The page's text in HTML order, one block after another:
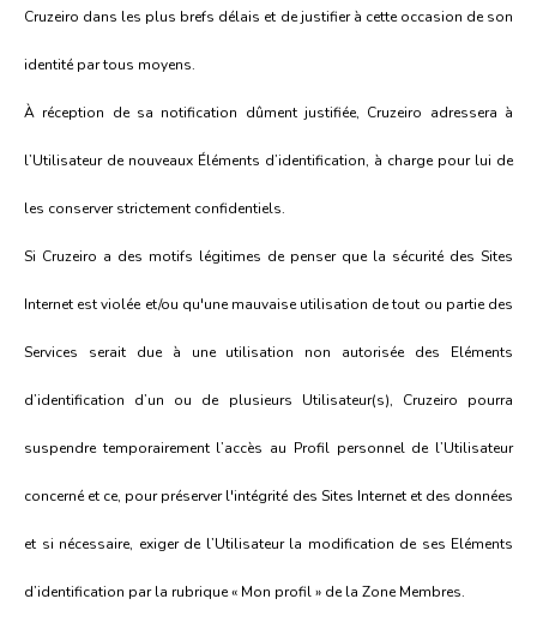
Cruzeiro dans les plus brefs délais et de justifier à cette occasion de son
identité par tous moyens.
À réception de sa notification dûment justifiée, Cruzeiro adressera à
l’Utilisateur de nouveaux Éléments d’identification, à charge pour lui de
les conserver strictement confidentiels.
Si Cruzeiro a des motifs légitimes de penser que la sécurité des Sites
Internet est violée et/ou qu'une mauvaise utilisation de tout ou partie des
Services serait due à une utilisation non autorisée des Eléments
d’identification d’un ou de plusieurs Utilisateur(s), Cruzeiro pourra
suspendre temporairement l’accès au Profil personnel de l’Utilisateur
concerné et ce, pour préserver l'intégrité des Sites Internet et des données
et si nécessaire, exiger de l’Utilisateur la modification de ses Eléments
d’identification par la rubrique « Mon profil » de la Zone Membres.